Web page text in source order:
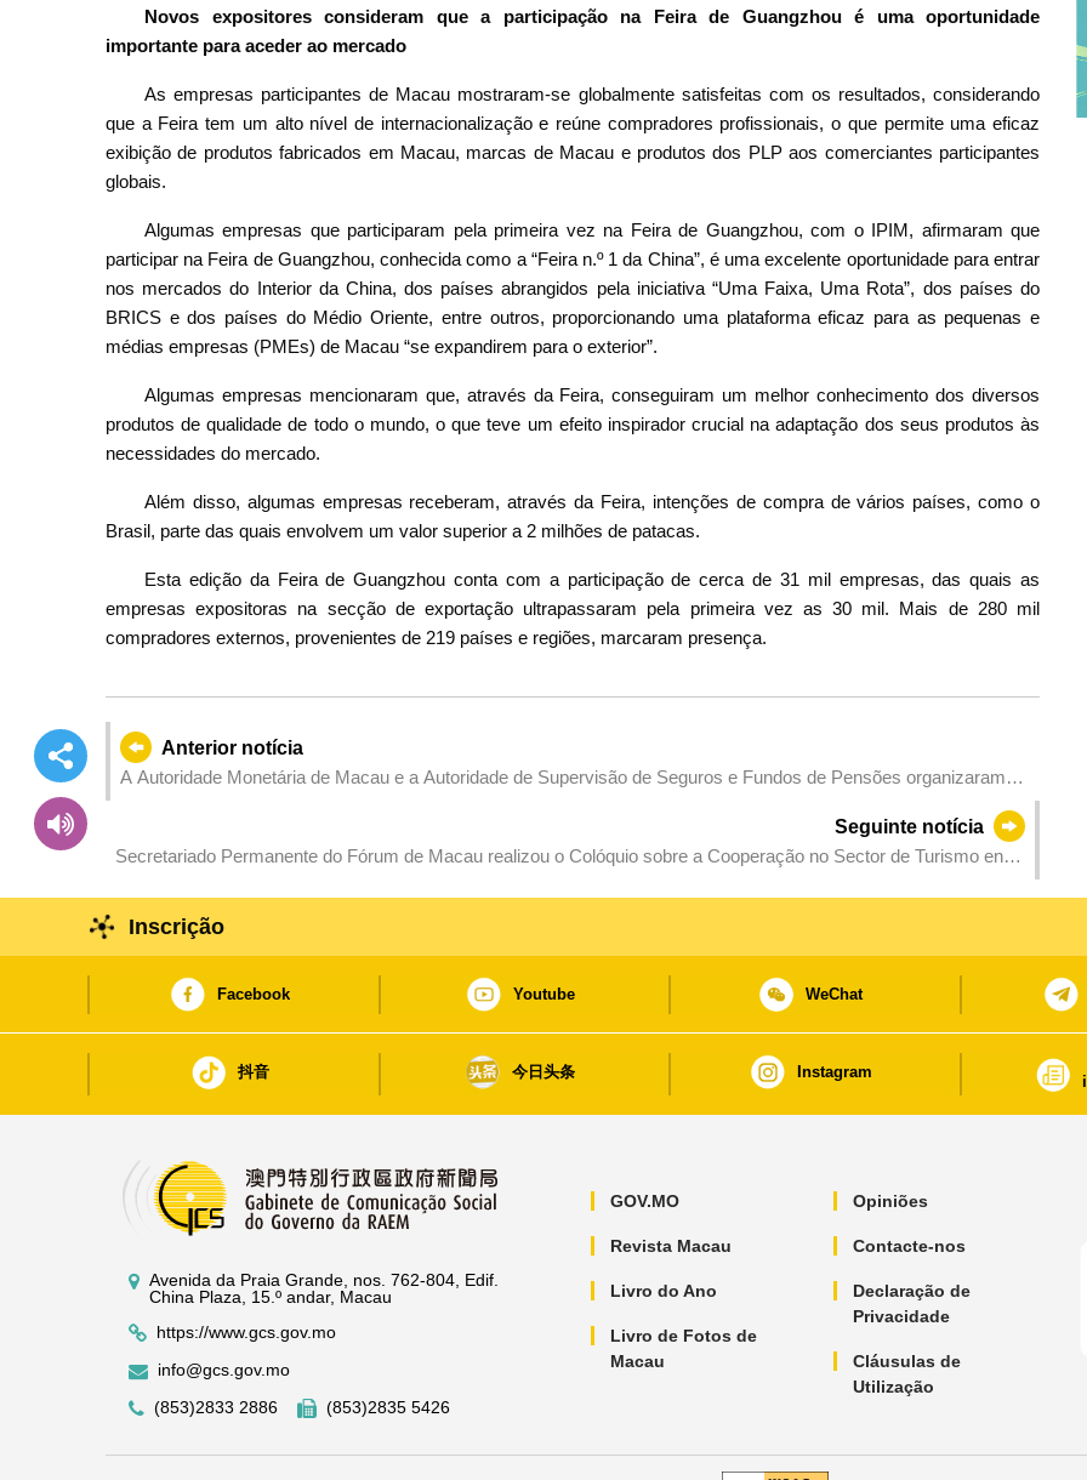
Novos expositores consideram que a participação na Feira de Guangzhou é uma oportunidade
importante para aceder ao mercado
As empresas participantes de Macau mostraram-se globalmente satisfeitas com os resultados, considerando
que a Feira tem um alto nível de internacionalização e reúne compradores profissionais, o que permite uma eficaz
exibição de produtos fabricados em Macau, marcas de Macau e produtos dos PLP aos comerciantes participantes
globais.
Algumas empresas que participaram pela primeira vez na Feira de Guangzhou, com o IPIM, afirmaram que
participar na Feira de Guangzhou, conhecida como a “Feira n.º 1 da China”, é uma excelente oportunidade para entrar
nos mercados do Interior da China, dos países abrangidos pela iniciativa “Uma Faixa, Uma Rota”, dos países do
BRICS e dos países do Médio Oriente, entre outros, proporcionando uma plataforma eficaz para as pequenas e
médias empresas (PMEs) de Macau “se expandirem para o exterior”.
Algumas empresas mencionaram que, através da Feira, conseguiram um melhor conhecimento dos diversos
produtos de qualidade de todo o mundo, o que teve um efeito inspirador crucial na adaptação dos seus produtos às
necessidades do mercado.
Além disso, algumas empresas receberam, através da Feira, intenções de compra de vários países, como o
Brasil, parte das quais envolvem um valor superior a 2 milhões de patacas.
Esta edição da Feira de Guangzhou conta com a participação de cerca de 31 mil empresas, das quais as
empresas expositoras na secção de exportação ultrapassaram pela primeira vez as 30 mil. Mais de 280 mil
compradores externos, provenientes de 219 países e regiões, marcaram presença.
Anterior notícia
A Autoridade Monetária de Macau e a Autoridade de Supervisão de Seguros e Fundos de Pensões organizaram
Seguinte notícia
Secretariado Permanente do Fórum de Macau realizou o Colóquio sobre a Cooperação no Sector de Turismo entre
Inscrição
Facebook Youtube WeChat
抖音 今日头条 Instagram
Avenida da Praia Grande, nos. 762-804, Edif.
China Plaza, 15.º andar, Macau
https://www.gcs.gov.mo
info@gcs.gov.mo
(853)2833 2886
(853)2835 5426
GOV.MO
Revista Macau
Livro do Ano
Livro de Fotos de
Macau
Opiniões
Contacte-nos
Declaração de
Privacidade
Cláusulas de
Utilização